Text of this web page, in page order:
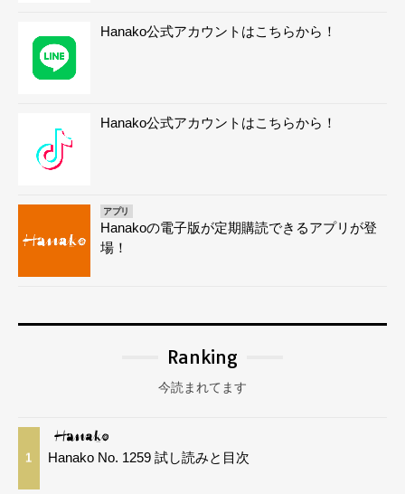
Hanako公式アカウントはこちらから！
Hanako公式アカウントはこちらから！
アプリ
Hanakoの電子版が定期購読できるアプリが登
場！
Ranking
今読まれてます
1 Hanako No. 1259 試し読みと目次